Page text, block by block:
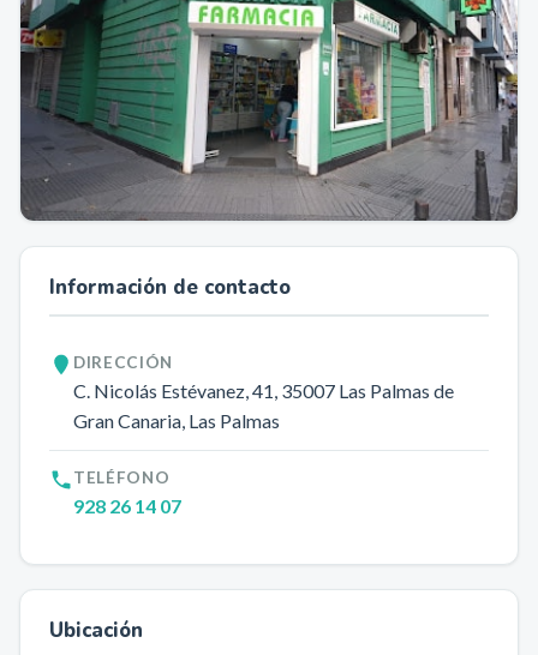
Información de contacto
DIRECCIÓN
C. Nicolás Estévanez, 41, 35007 Las Palmas de
Gran Canaria, Las Palmas
TELÉFONO
928 26 14 07
Ubicación